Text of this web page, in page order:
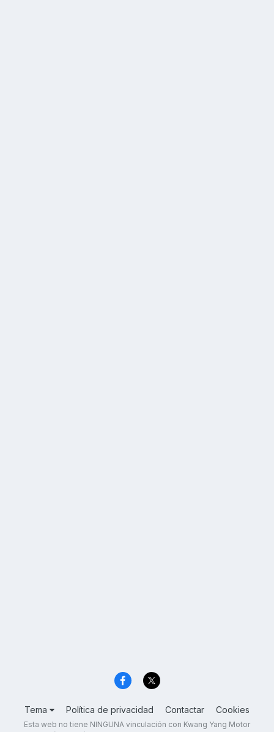
Tema Política de privacidad Contactar Cookies
Esta web no tiene NINGUNA vinculación con Kwang Yang Motor